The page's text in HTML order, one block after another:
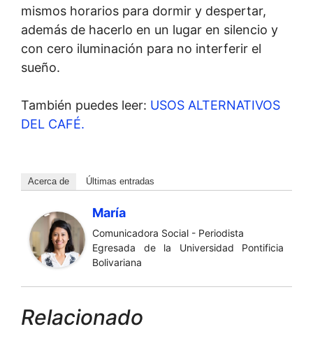
mismos horarios para dormir y despertar,
además de hacerlo en un lugar en silencio y
con cero iluminación para no interferir el
sueño.
También puedes leer: USOS ALTERNATIVOS
DEL CAFÉ.
Acerca de Últimas entradas
María
Comunicadora Social - Periodista
Egresada de la Universidad Pontificia
Bolivariana
Relacionado